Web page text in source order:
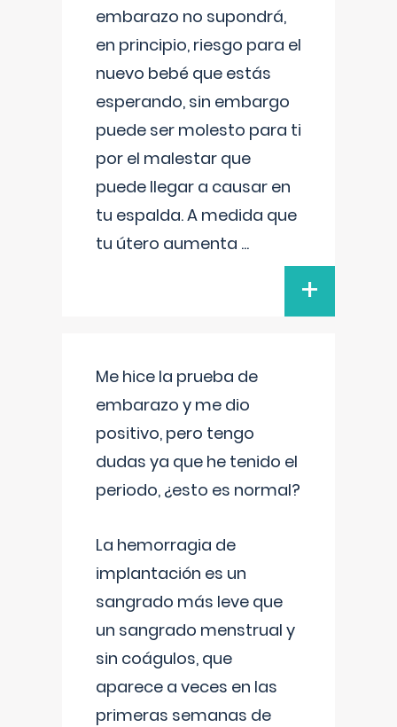
embarazo no supondrá,
en principio, riesgo para el
nuevo bebé que estás
esperando, sin embargo
puede ser molesto para ti
por el malestar que
puede llegar a causar en
tu espalda. A medida que
tu útero aumenta ...
+
Me hice la prueba de
embarazo y me dio
positivo, pero tengo
dudas ya que he tenido el
periodo, ¿esto es normal?
La hemorragia de
implantación es un
sangrado más leve que
un sangrado menstrual y
sin coágulos, que
aparece a veces en las
primeras semanas de